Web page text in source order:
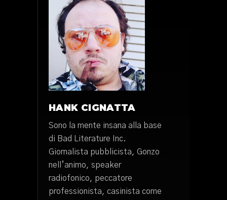
HANK CIGNATTA
Sono la mente insana alla base
di Bad Literature Inc.
Giornalista pubblicista, Gonzo
nell’animo, speaker
radiofonico, peccatore
professionista, casinista come